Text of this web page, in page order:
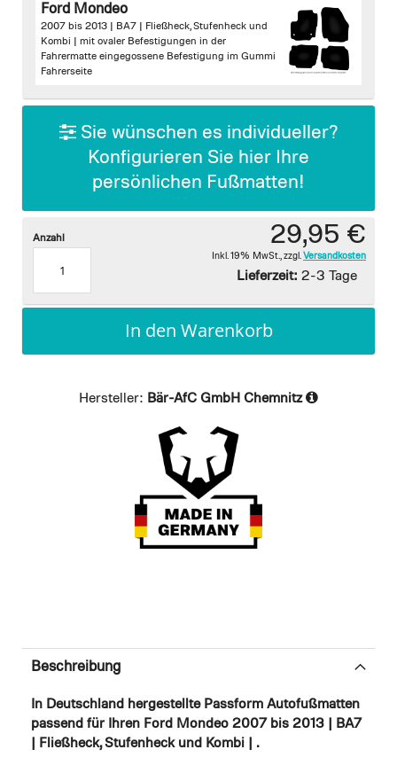
beginning
images
Ford Mondeo
2007 bis 2013 | BA7 | Fließheck, Stufenheck und
Kombi | mit ovaler Befestigungen in der
Fahrermatte eingegossene Befestigung im Gummi
Fahrerseite
Sie wünschen es individueller?
Konfigurieren Sie hier Ihre
persönlichen Fußmatten!
29,95 €
Inkl. 19% MwSt. zzgl. Versandkosten
Lieferzeit: 2-3 Tage
Anzahl
In den Warenkorb
Hersteller: Bär-AfC GmbH Chemnitz
Beschreibung
In Deutschland hergestellte Passform Autofußmatten
passend für Ihren Ford Mondeo 2007 bis 2013 | BA7
| Fließheck, Stufenheck und Kombi | .